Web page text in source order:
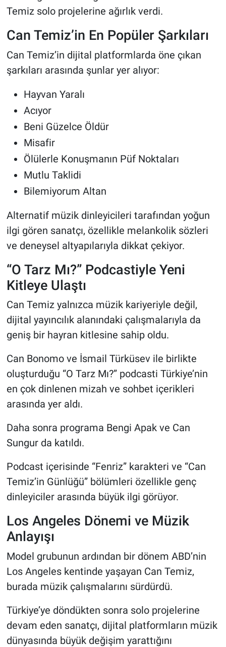
Temiz solo projelerine ağırlık verdi.
Can Temiz’in En Popüler Şarkıları
Can Temiz’in dijital platformlarda öne çıkan
şarkıları arasında şunlar yer alıyor:
Hayvan Yaralı
Acıyor
Beni Güzelce Öldür
Misafir
Ölülerle Konuşmanın Püf Noktaları
Mutlu Taklidi
Bilemiyorum Altan
Alternatif müzik dinleyicileri tarafından yoğun
ilgi gören sanatçı, özellikle melankolik sözleri
ve deneysel altyapılarıyla dikkat çekiyor.
“O Tarz Mı?” Podcastiyle Yeni
Kitleye Ulaştı
Can Temiz yalnızca müzik kariyeriyle değil,
dijital yayıncılık alanındaki çalışmalarıyla da
geniş bir hayran kitlesine sahip oldu.
Can Bonomo ve İsmail Türküsev ile birlikte
oluşturduğu “O Tarz Mı?” podcasti Türkiye’nin
en çok dinlenen mizah ve sohbet içerikleri
arasında yer aldı.
Daha sonra programa Bengi Apak ve Can
Sungur da katıldı.
Podcast içerisinde “Fenriz” karakteri ve “Can
Temiz’in Günlüğü” bölümleri özellikle genç
dinleyiciler arasında büyük ilgi görüyor.
Los Angeles Dönemi ve Müzik
Anlayışı
Model grubunun ardından bir dönem ABD’nin
Los Angeles kentinde yaşayan Can Temiz,
burada müzik çalışmalarını sürdürdü.
Türkiye’ye döndükten sonra solo projelerine
devam eden sanatçı, dijital platformların müzik
dünyasında büyük değişim yarattığını